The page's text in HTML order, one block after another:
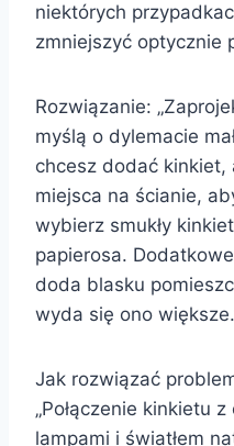
niektórych
zmniejszyć optycznie
Rozwiązanie:
myślą o dylemacie
chcesz dodać
miejsca na ścianie,
wybierz smukły
papierosa.
doda blasku
wyda się ono
Jak rozwiązać
„Połączenie kinkietu
lampami i światłem